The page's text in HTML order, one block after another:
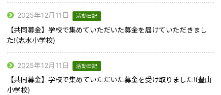
2025年12月11日 活動日記
【共同募金】学校で集めていただいた募金を届けていただきまし
た!(志水小学校)
2025年12月11日 活動日記
【共同募金】学校で集めていただいた募金を受け取りました!(豊山
小学校)